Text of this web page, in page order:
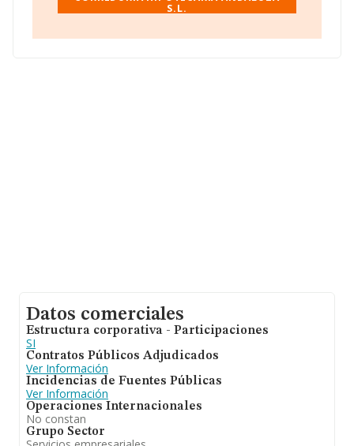
sobre 56.819 compañías, la facturación en el ámbito
estima que el promedio de la facturación entre todas
S.L.
Datos comerciales
Estructura corporativa - Participaciones
SI
Contratos Públicos Adjudicados
Ver Información
Incidencias de Fuentes Públicas
Ver Información
Operaciones Internacionales
No constan
Grupo Sector